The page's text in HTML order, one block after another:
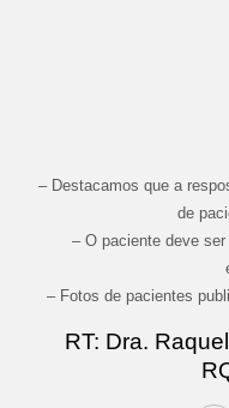
– Destacamos que a
de
– O paciente deve
– Fotos de pacientes
RT: Dra.